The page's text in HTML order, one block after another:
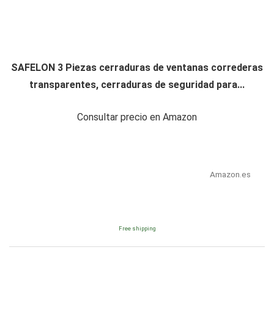
SAFELON 3 Piezas cerraduras de ventanas correderas
transparentes, cerraduras de seguridad para...
Consultar precio en Amazon
Amazon.es
Free shipping